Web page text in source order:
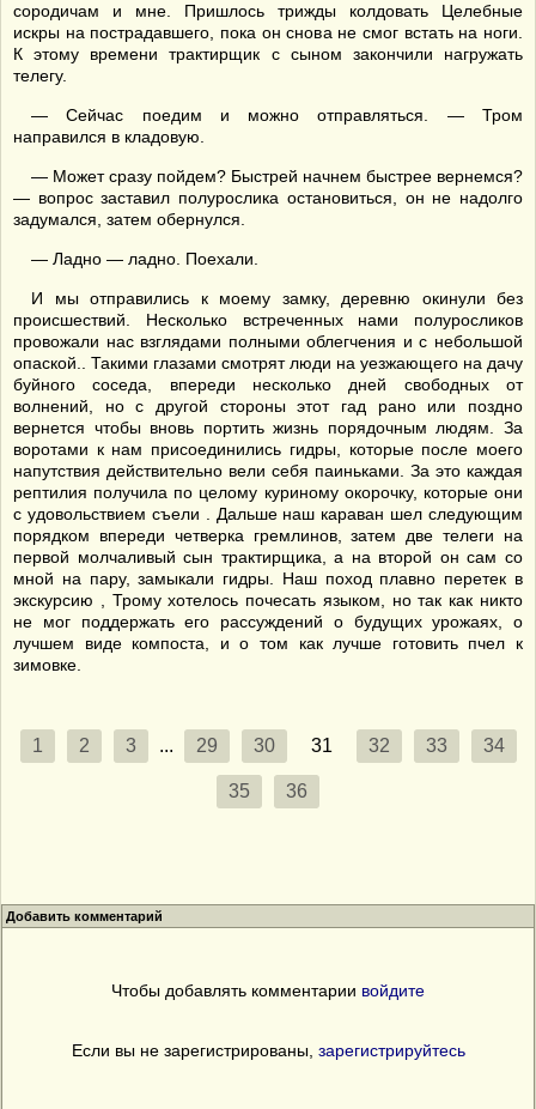
сородичам и мне. Пришлось трижды колдовать Целебные
искры на пострадавшего, пока он снова не смог встать на ноги.
К этому времени трактирщик с сыном закончили нагружать
телегу.
— Сейчас поедим и можно отправляться. — Тром
направился в кладовую.
— Может сразу пойдем? Быстрей начнем быстрее вернемся?
— вопрос заставил полурослика остановиться, он не надолго
задумался, затем обернулся.
— Ладно — ладно. Поехали.
И мы отправились к моему замку, деревню окинули без
происшествий. Несколько встреченных нами полуросликов
провожали нас взглядами полными облегчения и с небольшой
опаской.. Такими глазами смотрят люди на уезжающего на дачу
буйного соседа, впереди несколько дней свободных от
волнений, но с другой стороны этот гад рано или поздно
вернется чтобы вновь портить жизнь порядочным людям. За
воротами к нам присоединились гидры, которые после моего
напутствия действительно вели себя паиньками. За это каждая
рептилия получила по целому куриному окорочку, которые они
с удовольствием съели . Дальше наш караван шел следующим
порядком впереди четверка гремлинов, затем две телеги на
первой молчаливый сын трактирщика, а на второй он сам со
мной на пару, замыкали гидры. Наш поход плавно перетек в
экскурсию , Трому хотелось почесать языком, но так как никто
не мог поддержать его рассуждений о будущих урожаях, о
лучшем виде компоста, и о том как лучше готовить пчел к
зимовке.
1 2 3 ... 29 30 31 32 33 34
35 36
Добавить комментарий
Чтобы добавлять комментарии войдите
Если вы не зарегистрированы, зарегистрируйтесь